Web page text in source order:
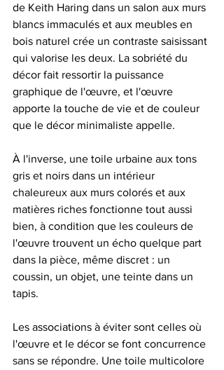
de Keith Haring dans un salon aux murs
blancs immaculés et aux meubles en
bois naturel crée un contraste saisissant
qui valorise les deux. La sobriété du
décor fait ressortir la puissance
graphique de l'œuvre, et l'œuvre
apporte la touche de vie et de couleur
que le décor minimaliste appelle.
À l'inverse, une toile urbaine aux tons
gris et noirs dans un intérieur
chaleureux aux murs colorés et aux
matières riches fonctionne tout aussi
bien, à condition que les couleurs de
l'œuvre trouvent un écho quelque part
dans la pièce, même discret : un
coussin, un objet, une teinte dans un
tapis.
Les associations à éviter sont celles où
l'œuvre et le décor se font concurrence
sans se répondre. Une toile multicolore